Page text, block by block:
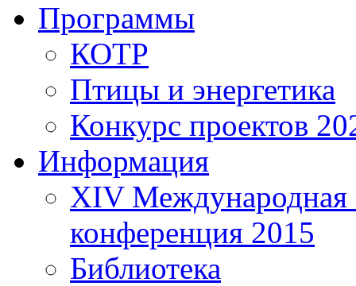
Программы
КОТР
Птицы и энергетика
Конкурс проектов
Информация
XIV Международная
конференция 2015
Библиотека